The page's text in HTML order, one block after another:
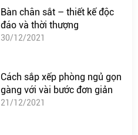
Bàn chân sắt – thiết kế độc
đáo và thời thượng
30/12/2021
Cách sắp xếp phòng ngủ gọn
gàng với vài bước đơn giản
21/12/2021